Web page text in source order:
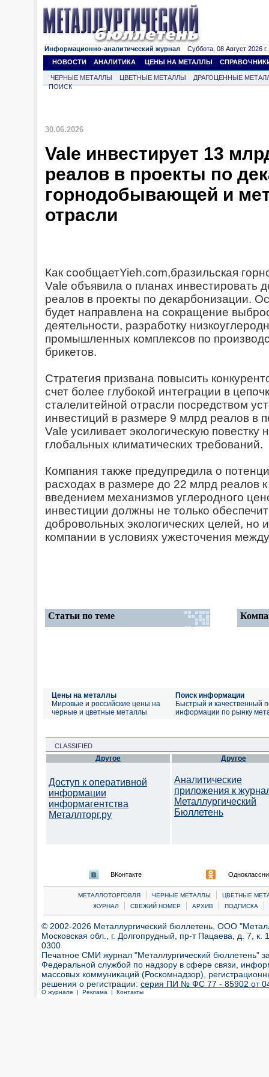
Информационно-аналитический журнал Суббота, 08 Август 2026 г.
НОВОСТИ
АНАЛИТИКА ЦЕНЫ НА МЕТАЛЛЫ
ЧЕРНЫЕ МЕТАЛЛЫ ЦВЕТНЫЕ МЕТАЛЛЫ
ДРАГОЦЕННЫЕ
ПОИСК
30.06.2026
Vale инвестирует 13
реалов в проекты по
горнодобывающей и
отрасли
Как сообщаетYieh.com,бразильская
Vale объявила о планах инвестировать
реалов в проекты по декарбонизации.
будет направлена на сокращение
деятельности, разработку
промышленных комплексов по
брикетов.
Стратегия призвана повысить
счет более глубокой интеграции в
сталелитейной отрасли посредством
инвестиций в размере 9 млрд реалов в
Vale усиливает экологическую
глобальных климатических требований.
Компания также предупредила о
расходах в размере до 22 млрд реалов
введением механизмов углеродного
инвестиции должны не только
добровольных экологических целей, но
компании в условиях ужесточения
Статьи по теме
Цены на металлы
Мировые и российские цены на
черные и цветные металлы
Поиск информации
Быстрый и качественный
информации по рынку
CLASSIFIED
Другое
Доступ к оперативной
информации
информагентства
Металлторг.ру
Другое
Аналитические
приложения к
Металлургический
Бюллетень
ВКонтакте
МЕТАЛЛОТОРГОВЛЯ | ЧЕРНЫЕ МЕТАЛЛЫ |
ЦВЕТНЫЕ
ЖУРНАЛ
| СВЕЖИЙ НОМЕР | АРХИВ | ПОДПИСКА |
© 2002-2026 Металлургический бюллетень, ООО
Московская обл., г. Долгопрудный, пр-т Пацаева, д. 7,
0300
Печатное СМИ журнал "Металлургический бюллетень"
Федеральной службой по надзору в сфере связи,
массовых коммуникаций (Роскомнадзор),
решения о регистрации: серия ПИ № ФС 77 - 85902 от 04
О журнале | Реклама | Контакты